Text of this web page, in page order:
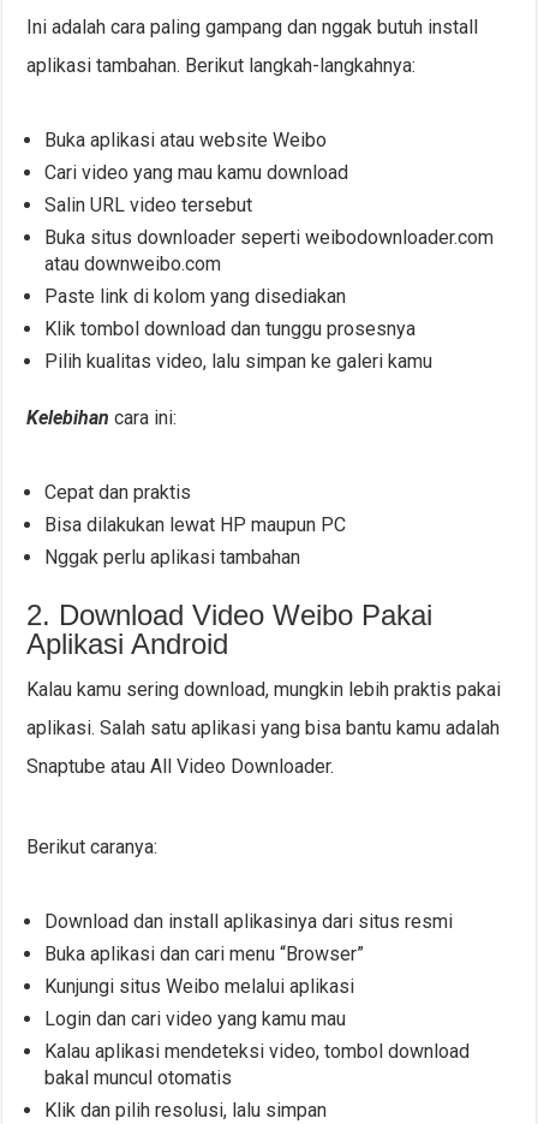
Ini adalah cara paling gampang dan nggak butuh install
aplikasi tambahan. Berikut langkah-langkahnya:
Buka aplikasi atau website Weibo
Cari video yang mau kamu download
Salin URL video tersebut
Buka situs downloader seperti weibodownloader.com
atau downweibo.com
Paste link di kolom yang disediakan
Klik tombol download dan tunggu prosesnya
Pilih kualitas video, lalu simpan ke galeri kamu
Kelebihan cara ini:
Cepat dan praktis
Bisa dilakukan lewat HP maupun PC
Nggak perlu aplikasi tambahan
2. Download Video Weibo Pakai
Aplikasi Android
Kalau kamu sering download, mungkin lebih praktis pakai
aplikasi. Salah satu aplikasi yang bisa bantu kamu adalah
Snaptube atau All Video Downloader.
Berikut caranya:
Download dan install aplikasinya dari situs resmi
Buka aplikasi dan cari menu “Browser”
Kunjungi situs Weibo melalui aplikasi
Login dan cari video yang kamu mau
Kalau aplikasi mendeteksi video, tombol download
bakal muncul otomatis
Klik dan pilih resolusi, lalu simpan